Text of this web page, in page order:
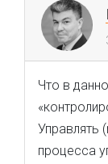
Что в
Управлять
процесса